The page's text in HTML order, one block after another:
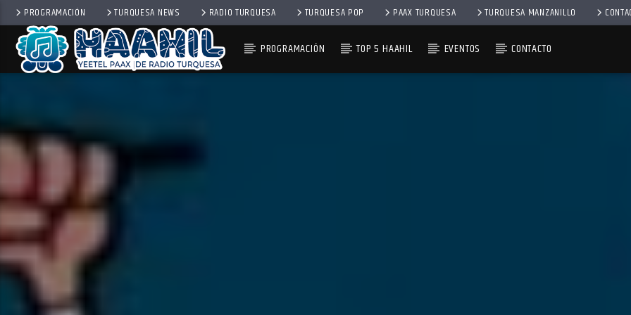
PROGRAMACIÓN TURQUESA NEWS RADIO TURQUESA TURQUESA POP PAAX TURQUESA TURQUESA MANZANILLO
PROGRAMACIÓN TOP 5 HAAHIL EVENTOS CONTACTO